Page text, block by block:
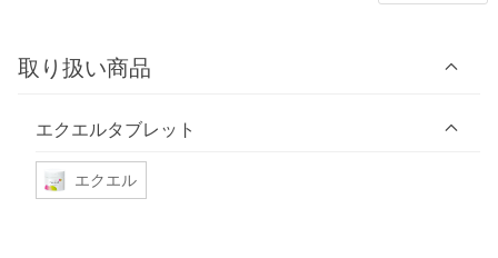
取り扱い商品
エクエルタブレット
エクエル